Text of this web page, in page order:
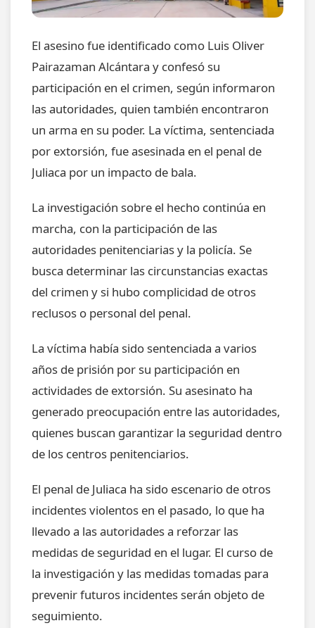
El asesino fue identificado como Luis Oliver
Pairazaman Alcántara y confesó su
participación en el crimen, según informaron
las autoridades, quien también encontraron
un arma en su poder. La víctima, sentenciada
por extorsión, fue asesinada en el penal de
Juliaca por un impacto de bala.
La investigación sobre el hecho continúa en
marcha, con la participación de las
autoridades penitenciarias y la policía. Se
busca determinar las circunstancias exactas
del crimen y si hubo complicidad de otros
reclusos o personal del penal.
La víctima había sido sentenciada a varios
años de prisión por su participación en
actividades de extorsión. Su asesinato ha
generado preocupación entre las autoridades,
quienes buscan garantizar la seguridad dentro
de los centros penitenciarios.
El penal de Juliaca ha sido escenario de otros
incidentes violentos en el pasado, lo que ha
llevado a las autoridades a reforzar las
medidas de seguridad en el lugar. El curso de
la investigación y las medidas tomadas para
prevenir futuros incidentes serán objeto de
seguimiento.